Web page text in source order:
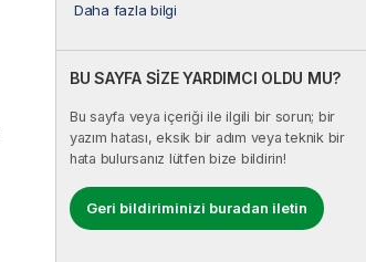
Daha fazla bilgi
BU SAYFA SİZE YARDIMCI OLDU MU?
Bu sayfa veya içeriği ile ilgili bir sorun; bir
yazım hatası, eksik bir adım veya teknik bir
hata bulursanız lütfen bize bildirin!
Geri bildiriminizi buradan iletin